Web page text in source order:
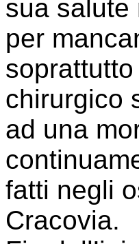
sua salute
per
soprattutto
chirurgico
ad una
fatti negli
Cracovia.